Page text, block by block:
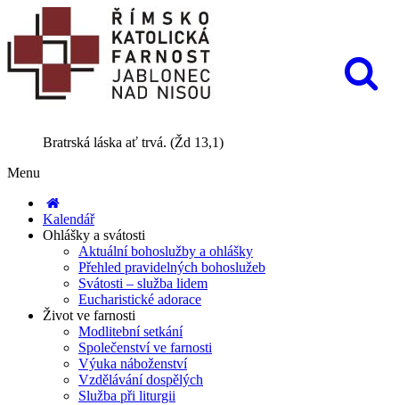
Bratrská láska ať trvá. (Žd 13,1)
Menu
Kalendář
Ohlášky a svátosti
Aktuální bohoslužby a ohlášky
Přehled pravidelných bohoslužeb
Svátosti – služba lidem
Eucharistické adorace
Život ve farnosti
Modlitební setkání
Společenství ve farnosti
Výuka náboženství
Vzdělávání dospělých
Služba při liturgii